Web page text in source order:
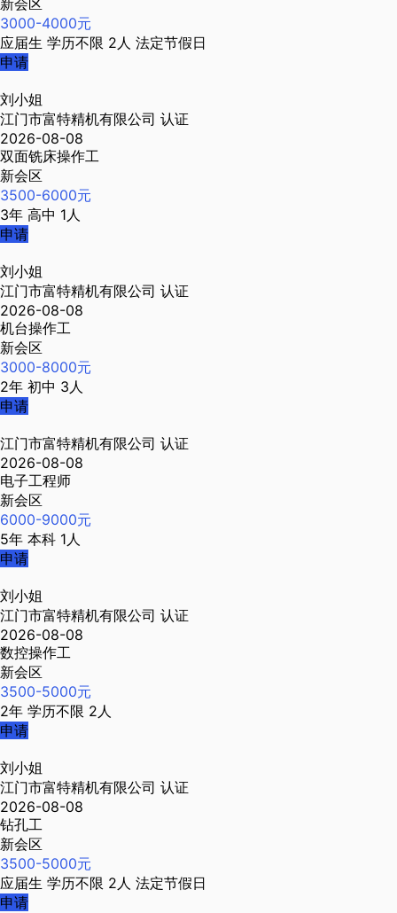
新会区
3000-4000元
应届生 学历不限 2人 法定节假日
申请
刘小姐
江门市富特精机有限公司 认证
2026-08-08
双面铣床操作工
新会区
3500-6000元
3年 高中 1人
申请
刘小姐
江门市富特精机有限公司 认证
2026-08-08
机台操作工
新会区
3000-8000元
2年 初中 3人
申请
江门市富特精机有限公司 认证
2026-08-08
电子工程师
新会区
6000-9000元
5年 本科 1人
申请
刘小姐
江门市富特精机有限公司 认证
2026-08-08
数控操作工
新会区
3500-5000元
2年 学历不限 2人
申请
刘小姐
江门市富特精机有限公司 认证
2026-08-08
钻孔工
新会区
3500-5000元
应届生 学历不限 2人 法定节假日
申请